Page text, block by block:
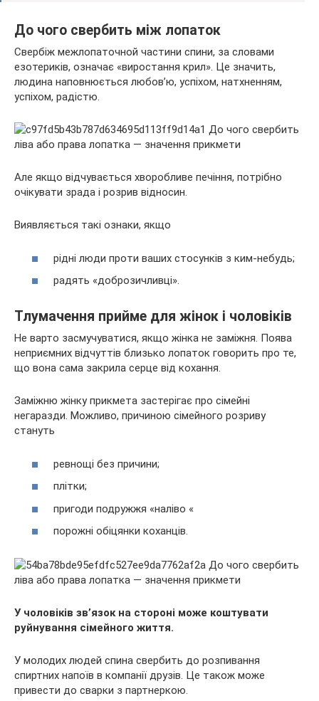
До чого свербить між лопаток
Свербіж межлопаточной частини спини, за словами
езотериків, означає «виростання крил». Це значить,
людина наповнюється любов’ю, успіхом, натхненням,
успіхом, радістю.
Але якщо відчувається хворобливе печіння, потрібно
очікувати зрада і розрив відносин.
Виявляється такі ознаки, якщо
рідні люди проти ваших стосунків з ким-небудь;
радять «доброзичливці».
Тлумачення прийме для жінок і чоловіків
Не варто засмучуватися, якщо жінка не заміжня. Поява
неприємних відчуттів близько лопаток говорить про те,
що вона сама закрила серце від кохання.
Заміжню жінку прикмета застерігає про сімейні
негаразди. Можливо, причиною сімейного розриву
стануть
ревнощі без причини;
плітки;
пригоди подружжя «наліво «
порожні обіцянки коханців.
У чоловіків зв’язок на стороні може коштувати
руйнування сімейного життя.
У молодих людей спина свербить до розпивання
спиртних напоїв в компанії друзів. Це також може
привести до сварки з партнеркою.